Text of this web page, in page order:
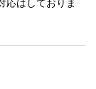
応はしておりま